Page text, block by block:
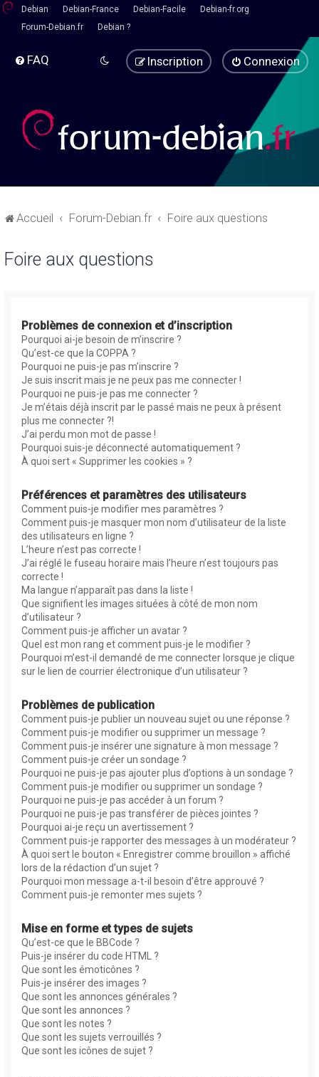
Debian Debian-France Debian-Facile
Debian-fr.org
Forum-Debian.fr
Debian ?
FAQ Connexion
Inscription
Accueil Forum-Debian.fr Foire aux questions
Foire aux questions
Problèmes de connexion et d’inscription
Pourquoi ai-je besoin de m’inscrire ?
Qu’est-ce que la COPPA ?
Pourquoi ne puis-je pas m’inscrire ?
Je suis inscrit mais je ne peux pas me connecter !
Pourquoi ne puis-je pas me connecter ?
Je m’étais déjà inscrit par le passé mais ne peux à présent
plus me connecter ?!
J’ai perdu mon mot de passe !
Pourquoi suis-je déconnecté automatiquement ?
À quoi sert « Supprimer les cookies » ?
Préférences et paramètres des utilisateurs
Comment puis-je modifier mes paramètres ?
Comment puis-je masquer mon nom d’utilisateur de la liste
des utilisateurs en ligne ?
L’heure n’est pas correcte !
J’ai réglé le fuseau horaire mais l’heure n’est toujours pas
correcte !
Ma langue n’apparaît pas dans la liste !
Que signifient les images situées à côté de mon nom
d’utilisateur ?
Comment puis-je afficher un avatar ?
Quel est mon rang et comment puis-je le modifier ?
Pourquoi m’est-il demandé de me connecter lorsque je clique
sur le lien de courrier électronique d’un utilisateur ?
Problèmes de publication
Comment puis-je publier un nouveau sujet ou une réponse ?
Comment puis-je modifier ou supprimer un message ?
Comment puis-je insérer une signature à mon message ?
Comment puis-je créer un sondage ?
Pourquoi ne puis-je pas ajouter plus d’options à un sondage ?
Comment puis-je modifier ou supprimer un sondage ?
Pourquoi ne puis-je pas accéder à un forum ?
Pourquoi ne puis-je pas transférer de pièces jointes ?
Pourquoi ai-je reçu un avertissement ?
Comment puis-je rapporter des messages à un modérateur ?
À quoi sert le bouton « Enregistrer comme brouillon » affiché
lors de la rédaction d’un sujet ?
Pourquoi mon message a-t-il besoin d’être approuvé ?
Comment puis-je remonter mes sujets ?
Mise en forme et types de sujets
Qu’est-ce que le BBCode ?
Puis-je insérer du code HTML ?
Que sont les émoticônes ?
Puis-je insérer des images ?
Que sont les annonces générales ?
Que sont les annonces ?
Que sont les notes ?
Que sont les sujets verrouillés ?
Que sont les icônes de sujet ?